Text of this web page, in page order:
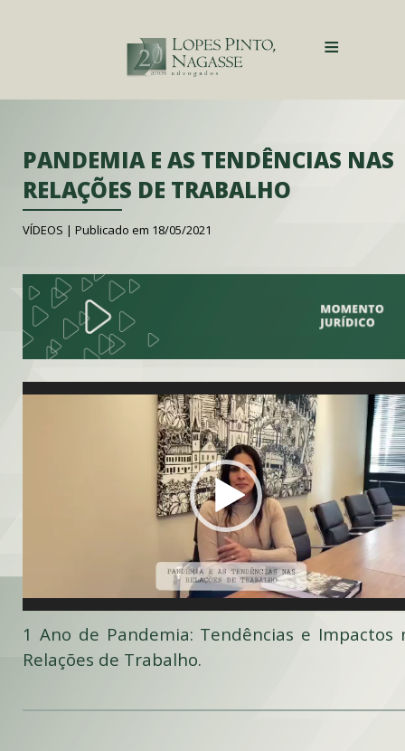
≡
PANDEMIA E AS TENDÊNCIAS NAS
RELAÇÕES DE TRABALHO
VÍDEOS | Publicado em 18/05/2021
Tocador
1 Ano de Pandemia: Tendências e Impactos
Relações de Trabalho.